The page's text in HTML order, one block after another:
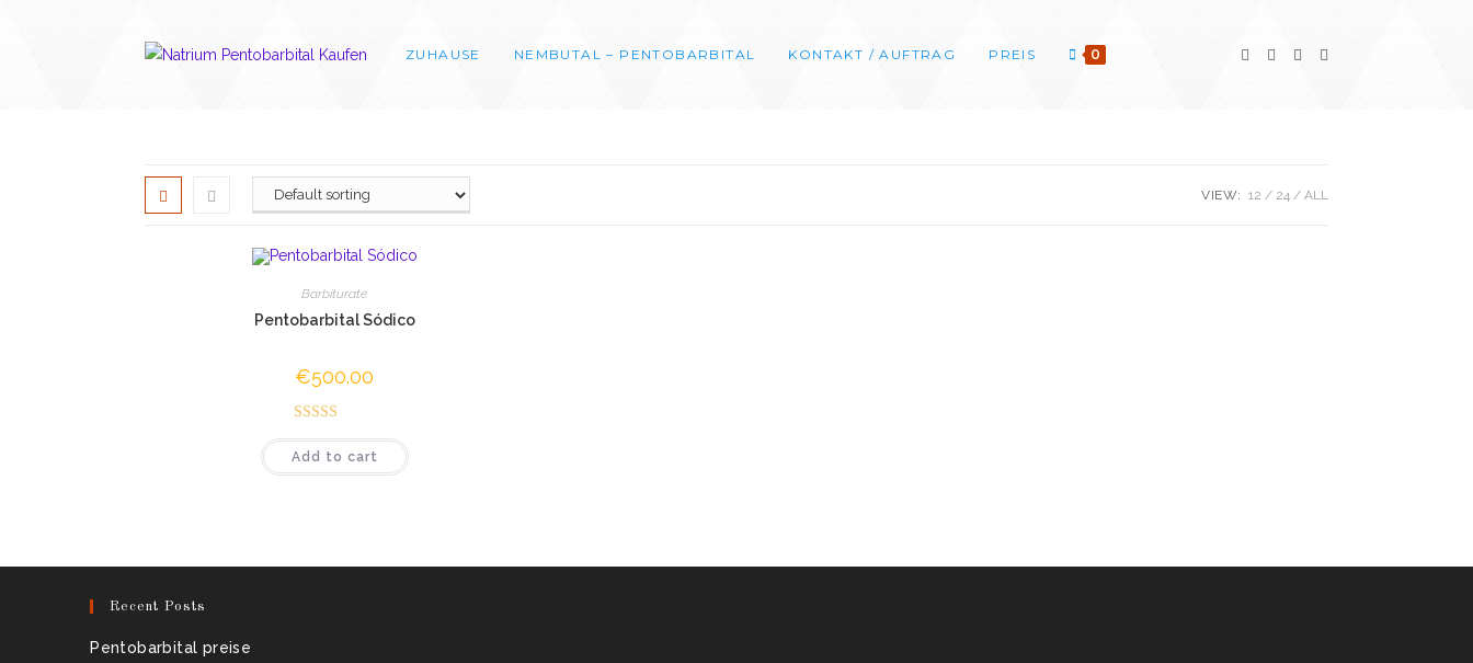
ZUHAUSE NEMBUTAL – PENTOBARBITAL KONTAKT / AUFTRAG PREIS 0
VIEW: 12 24 ALL
Barbiturate
Pentobarbital Sódico
€500.00
Rated4.50
out of 5
Add to cart
Recent Posts
Pentobarbital preise